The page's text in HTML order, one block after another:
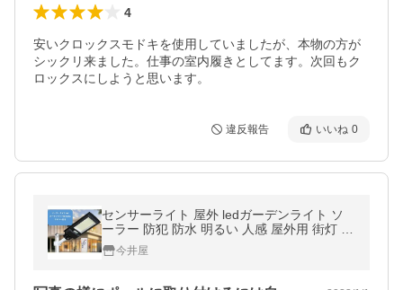
4
安いクロックスモドキを使用していましたが、本物の方が
シックリ来ました。仕事の室内履きとしてます。次回もク
ロックスにしようと思います。
違反報告 いいね 0
センサーライト 屋外 ledガーデンライト ソ
ーラー 防犯 防水 明るい 人感 屋外用 街灯 人
感センサー 玄関 配線工事不要
今井屋